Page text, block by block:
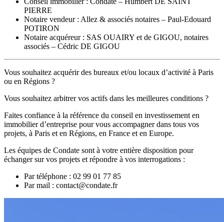
PIERRE
Notaire vendeur : Allez & associés notaires – Paul-Edouard
POTIRON
Notaire acquéreur : SAS OUAIRY et de GIGOU, notaires
associés – Cédric DE GIGOU
Vous souhaitez acquérir des bureaux et/ou locaux d’activité à Paris
ou en Régions ?
Vous souhaitez arbitrer vos actifs dans les meilleures conditions ?
Faites confiance à la référence du conseil en investissement en
immobilier d’entreprise pour vous accompagner dans tous vos
projets, à Paris et en Régions, en France et en Europe.
Les équipes de Condate sont à votre entière disposition pour
échanger sur vos projets et répondre à vos interrogations :
Par téléphone : 02 99 01 77 85
Par mail : contact@condate.fr